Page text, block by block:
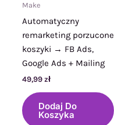
Make
Automatyczny
remarketing porzucone
koszyki → FB Ads,
Google Ads + Mailing
49,99 zł
Dodaj Do
Koszyka